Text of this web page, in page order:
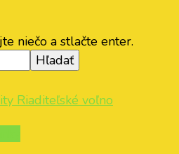
niečo a stlačte enter.
Riaditeľské voľno